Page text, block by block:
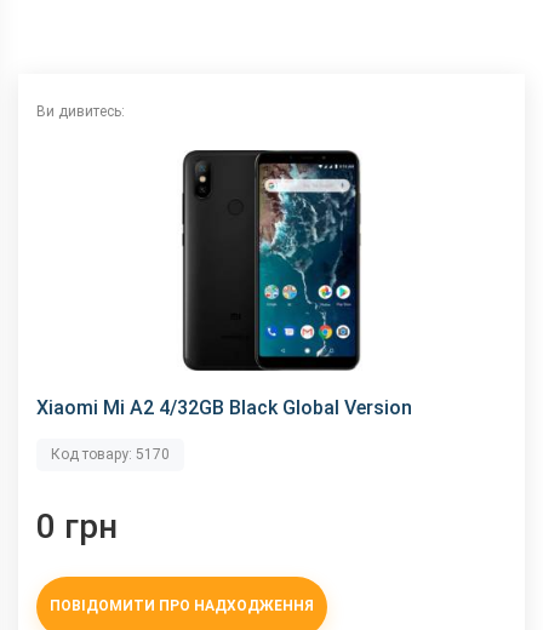
Аудіороз'єм
Характеристики та комплектацію товару виробник може
змінити без повідомлення.
Ви дивитесь:
Xiaomi Mi A2 4/32GB Black Global Version
Код товару: 5170
0 грн
ПОВІДОМИТИ ПРО НАДХОДЖЕННЯ